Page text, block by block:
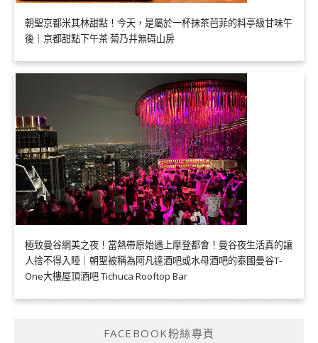
朝聖京都米其林甜點！今天，是屬於一杯抹茶芭菲的料亭級甘味午
後｜京都甜點下午茶 菊乃井無碍山房
極致曼谷網美之夜！當熱帶原始遇上摩登都會！曼谷夜生活真的讓
人捨不得入睡｜朝聖被稱為阿凡達酒吧或水母酒吧的泰國曼谷T-
One大樓屋頂酒吧 Tichuca Rooftop Bar
FACEBOOK粉絲專頁